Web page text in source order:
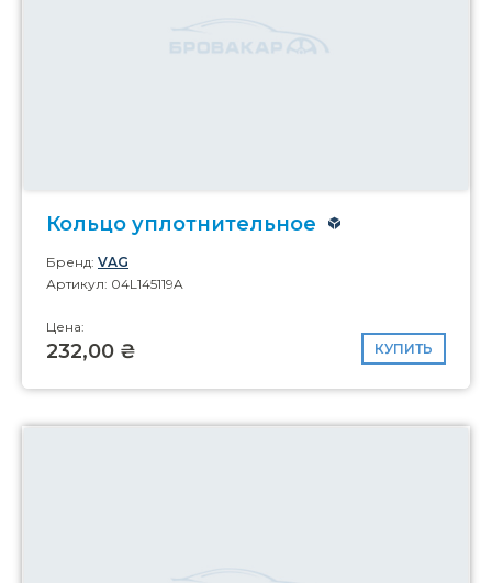
Кольцо уплотнительное
Бренд: VAG
Артикул: 04L145119A
Цена:
232,00 ₴ КУПИТЬ